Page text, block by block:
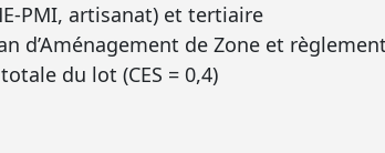
PMI, artisanat) et tertiaire
d’Aménagement de Zone et règlement
du lot (CES = 0,4)